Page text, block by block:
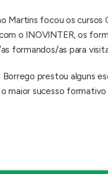
Martins focou os cursos
o INOVINTER, os
formandos/as para
Borrego prestou alguns
maior sucesso